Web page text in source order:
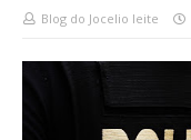
Blog do Jocelio leite